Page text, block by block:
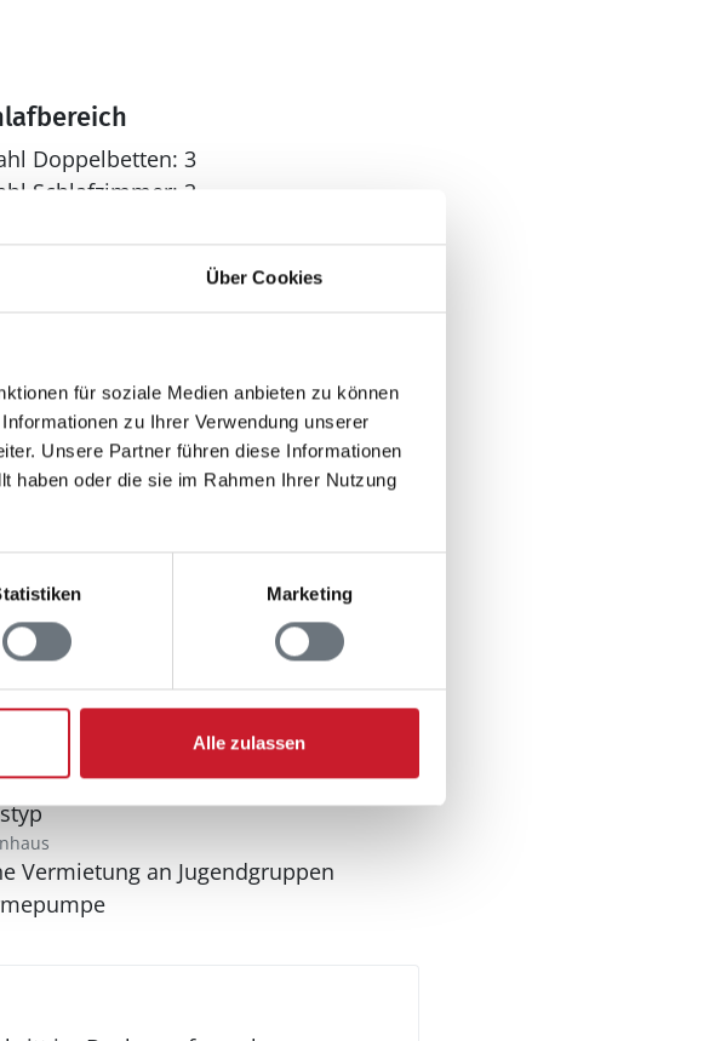
Über Cookies
für soziale Medien anbieten zu können
zu Ihrer Verwendung unserer
Unsere Partner führen diese Informationen
haben oder die sie im Rahmen Ihrer Nutzung
Marketing
Alle zulassen
Doppelbetten: 3
Schlafzimmer: 3
Badezimmer: 2
im Badezimmer
Vermietung an Jugendgruppen